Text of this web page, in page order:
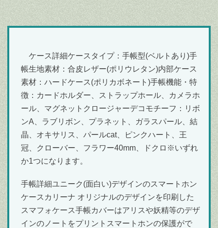
ケース詳細ケースタイプ：手帳型(ベルトあり)手
帳生地素材：合皮レザー(ポリウレタン)内部ケース
素材：ハードケース(ポリカボネート)手帳機能・特
徴：カードホルダー、ストラップホール、カメラホ
ール、マグネットクロージャーデコモチーフ：リボ
ンA、ラブリボン、プラネット、ガラスパール、結
晶、オキサリス、パールcat、ピンクハート、王
冠、クローバー、フラワー40mm、ドクロ※いずれ
か1つになります。
手帳詳細ユニーク(面白い)デザインのスマートホン
ケースカリーナ オリジナルのデザインを印刷した
スマフォケース手帳カバーはアリスや妖精等のデザ
インのノートをプリントスマートホンの保護がで